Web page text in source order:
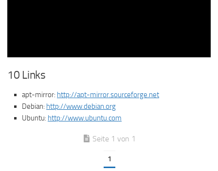
10 Links
apt-mirror: http://apt-mirror.sourceforge.net
Debian: http://www.debian.org
Ubuntu: http://www.ubuntu.com
Seite 1 von 1
1